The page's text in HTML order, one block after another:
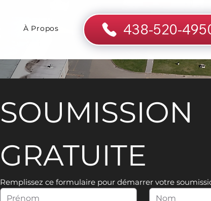
À Propos 438-520-
SOUMISSION
GRATUITE
Remplissez ce formulaire pour démarrer votre